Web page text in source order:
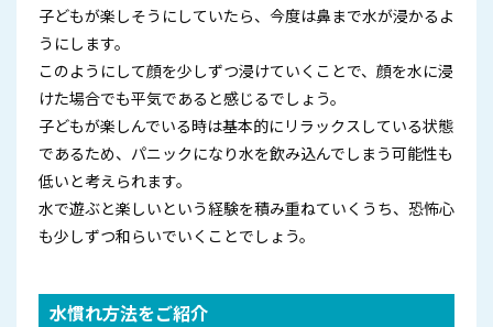
子どもが楽しそうにしていたら、今度は鼻まで水が浸かるよ
うにします。
このようにして顔を少しずつ浸けていくことで、顔を水に浸
けた場合でも平気であると感じるでしょう。
子どもが楽しんでいる時は基本的にリラックスしている状態
であるため、パニックになり水を飲み込んでしまう可能性も
低いと考えられます。
水で遊ぶと楽しいという経験を積み重ねていくうち、恐怖心
も少しずつ和らいでいくことでしょう。
水慣れ方法をご紹介